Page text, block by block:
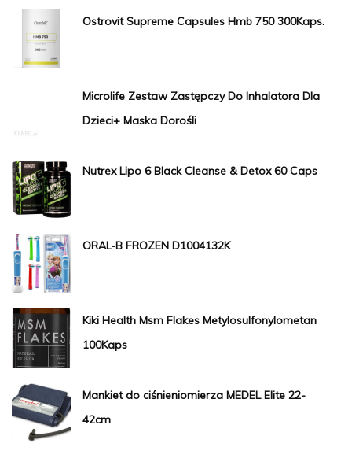
Ostrovit Supreme Capsules Hmb 750 300Kaps.
Microlife Zestaw Zastępczy Do Inhalatora Dla
Dzieci+ Maska Dorośli
Nutrex Lipo 6 Black Cleanse & Detox 60 Caps
ORAL-B FROZEN D1004132K
Kiki Health Msm Flakes Metylosulfonylometan
100Kaps
Mankiet do ciśnieniomierza MEDEL Elite 22-
42cm